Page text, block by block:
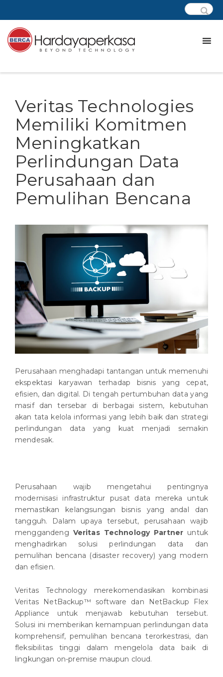
Veritas Technologies
Memiliki Komitmen
Meningkatkan
Perlindungan Data
Perusahaan dan
Pemulihan Bencana
Perusahaan menghadapi tantangan untuk memenuhi
ekspektasi karyawan terhadap bisnis yang cepat,
efisien, dan digital. Di tengah pertumbuhan data yang
masif dan tersebar di berbagai sistem, kebutuhan
akan tata kelola informasi yang lebih baik dan strategi
perlindungan data yang kuat menjadi semakin
mendesak.
Perusahaan wajib mengetahui pentingnya
modernisasi infrastruktur pusat data mereka untuk
memastikan kelangsungan bisnis yang andal dan
tangguh. Dalam upaya tersebut, perusahaan wajib
menggandeng Veritas Technology Partner untuk
menghadirkan solusi perlindungan data dan
pemulihan bencana (disaster recovery) yang modern
dan efisien.
Veritas Technology merekomendasikan kombinasi
Veritas NetBackup™ software dan NetBackup Flex
Appliance untuk menjawab kebutuhan tersebut.
Solusi ini memberikan kemampuan perlindungan data
komprehensif, pemulihan bencana terorkestrasi, dan
fleksibilitas tinggi dalam mengelola data baik di
lingkungan on-premise maupun cloud.